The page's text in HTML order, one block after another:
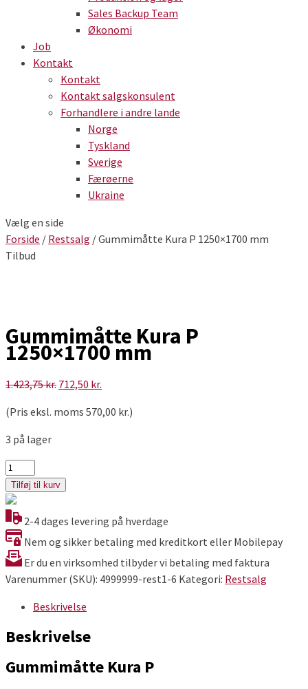
Sales Backup Team
Økonomi
Job
Kontakt
Kontakt
Kontakt salgskonsulent
Forhandlere i andre lande
Norge
Tyskland
Sverige
Færøerne
Ukraine
Vælg en side
Forside / Restsalg / Gummimåtte Kura P 1250×1700 mm
Tilbud
Gummimåtte Kura P
1250×1700 mm
1.423,75kr. Den
pris
712,50 kr.
pris
(Pris eksl. moms 570,00 kr.)
3 på lager
Gummimåtte
Kura
P
1250x1700
mm
antal
Tilføj til kurv
2-4 dages levering på hverdage
Nem og sikker betaling med kreditkort eller Mobilepay
Er du en virksomhed tilbyder vi betaling med faktura
Varenummer (SKU): 4999999-rest1-6 Kategori: Restsalg
Beskrivelse
Beskrivelse
Gummimåtte Kura P